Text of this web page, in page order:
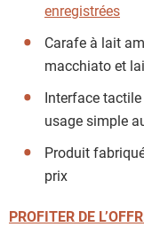
enregistrées
Carafe à lait
macchiato et
Interface
usage simple
Produit
prix
PROFITER DE